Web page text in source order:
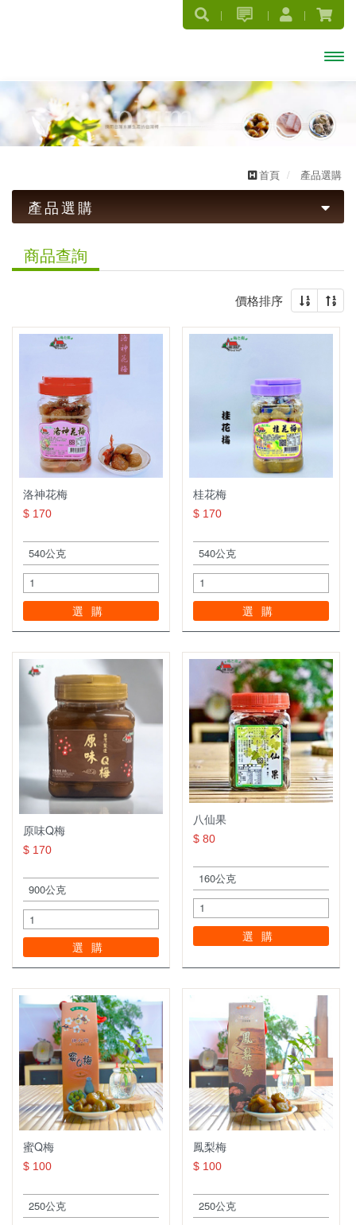
首頁 產品選購
產品選購
梅子系列
傳統古早味
茶葉罐系列
陳年Ｑ梅系列
橄欖系列
棗子系列
暢銷產品專區
休閒食品系列
皇族食品
李子系列
禮盒專區
商品查詢
價格排序
洛神花梅
$ 170
選購
桂花梅
$ 170
選購
原味Q梅
$ 170
選購
八仙果
$ 80
選購
蜜Q梅
$ 100
鳳梨梅
$ 100